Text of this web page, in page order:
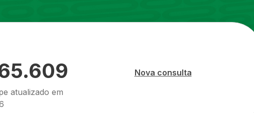
atualizado em
Nova consulta